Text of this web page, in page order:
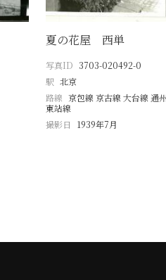
夏の花屋 西単
写真ID 3703-020492-0
駅 北京
路線 京包線 京古線 大台線 通州
東站線
撮影日
1939年7月